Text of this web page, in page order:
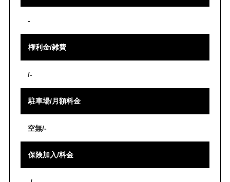
-
権利金/雑費
/-
駐車場/月額料金
空無/-
保険加入/料金